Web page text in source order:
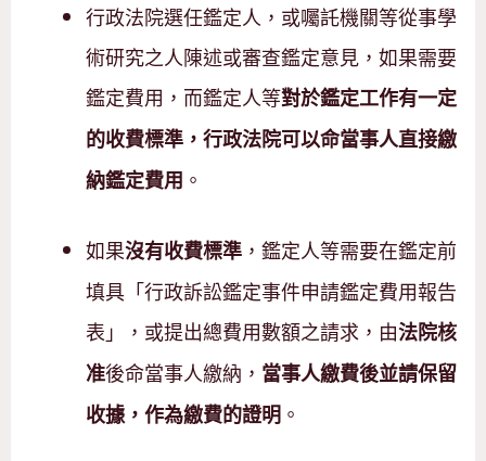
行政法院選任鑑定人，或囑託機關等從事學
術研究之人陳述或審查鑑定意見，如果需要
鑑定費用，而鑑定人等對於鑑定工作有一定
的收費標準，行政法院可以命當事人直接繳
納鑑定費用 。
如果沒有收費標準，鑑定人等需要在鑑定前
填具「行政訴訟鑑定事件申請鑑定費用報告
表」，或提出總費用數額之請求，由法院核
准後命當事人繳納， 當事人繳費後並請保留
收據，作為繳費的證明。